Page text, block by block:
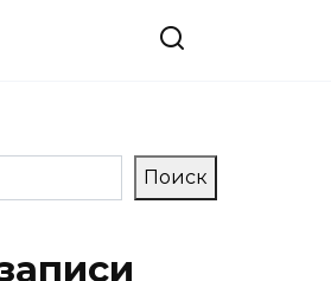
Поиск